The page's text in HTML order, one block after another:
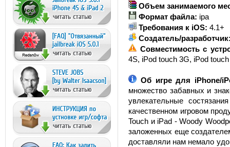
Объем занимаемого
Формат файла: ipa
Требования к iOS: 4.1+
Создатель/
Совместимость с
4S, iPod touch 3G, iPod
Об игре для iPhone/
множество забавных и
увлекательные
качественном игровом
Touch и iPad - Woody
заложенных еще
доставляли нам немало